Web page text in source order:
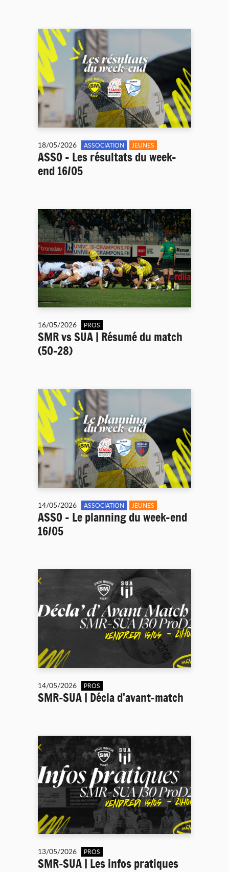
18/05/2026 ASSOCIATION JEUNES
ASSO - Les résultats du week-
end 16/05
16/05/2026 PROS
SMR vs SUA | Résumé du match
(50-28)
14/05/2026 ASSOCIATION JEUNES
ASSO - Le planning du week-end
16/05
14/05/2026 PROS
SMR-SUA | Décla d'avant-match
13/05/2026 PROS
SMR-SUA | Les infos pratiques